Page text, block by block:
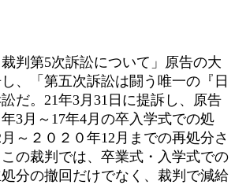
判第5次訴訟について」原告の大
、「第五次訴訟は闘う唯一の『日
だ。21年3月31日に提訴し、原告
3月～17年4月の卒入学式での処
～２０２０年12月までの再処分さ
の裁判では、卒業式・入学式での
処分の撤回だけでなく、裁判で減給